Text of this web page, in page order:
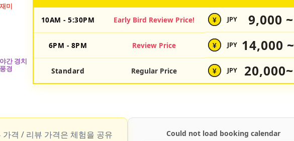
10AM - 5:30PM Early Bird Review Price! ¥ JPY 9,000 ~
6PM - 8PM Review Price ¥ JPY 14,000 ~
Standard Regular Price ¥ JPY 20,000~
격 / 리뷰 가격은 체험을 공유
Could not load booking calendar